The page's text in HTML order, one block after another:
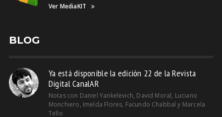
Ver MediaKIT
BLOG
Ya está disponible la edición 22 de la Revista
Digital CanalAR
Notas con Daniel Yankelevich, David Moral, Luciano
Monchiero, Imelda Flores, Facundo Chabbal y Marcela
Tello